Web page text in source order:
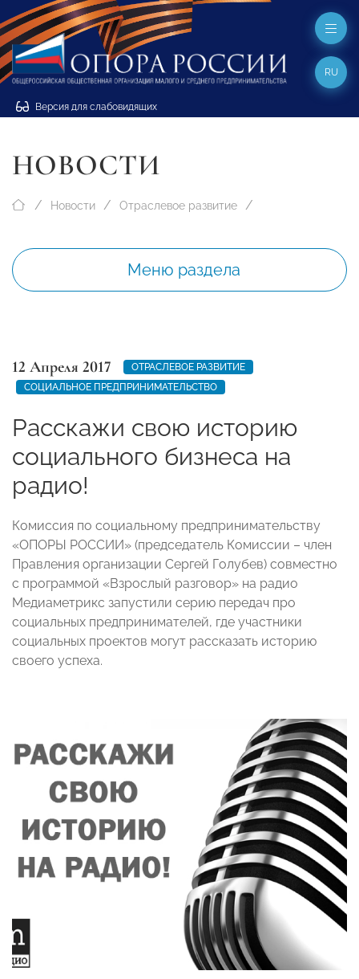
Версия для слабовидящих
RU
НОВОСТИ
Новости Отраслевое развитие
Меню раздела
12 Апреля 2017
ОТРАСЛЕВОЕ РАЗВИТИЕ
СОЦИАЛЬНОЕ ПРЕДПРИНИМАТЕЛЬСТВО
Расскажи свою историю
социального бизнеса на
радио!
Комиссия по социальному предпринимательству
«ОПОРЫ РОССИИ» (председатель Комиссии – член
Правления организации Сергей Голубев) совместно
с программой «Взрослый разговор» на радио
Медиаметрикс запустили серию передач про
социальных предпринимателей, где участники
социальных проектов могут рассказать историю
своего успеха.